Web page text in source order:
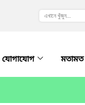
যোগাযোগ মতামত